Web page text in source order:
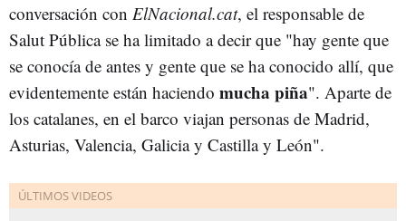
conversación con ElNacional.cat, el responsable de
Salut Pública se ha limitado a decir que "hay gente que
se conocía de antes y gente que se ha conocido allí, que
evidentemente están haciendo mucha piña". Aparte de
los catalanes, en el barco viajan personas de Madrid,
Asturias, Valencia, Galicia y Castilla y León".